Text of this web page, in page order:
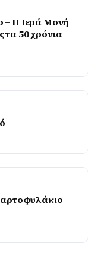
– Η Ιερά Μονή
50 χρόνια